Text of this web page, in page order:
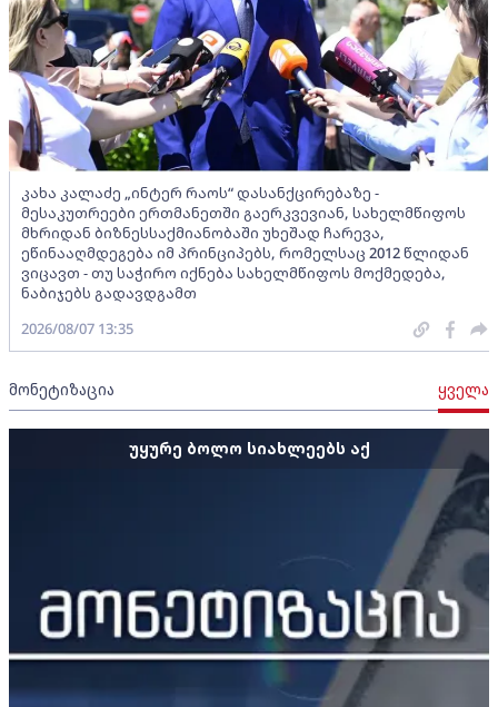
კახა კალაძე „ინტერ რაოს“ დასანქცირებაზე -
მესაკუთრეები ერთმანეთში გაერკვევიან, სახელმწიფოს
მხრიდან ბიზნესსაქმიანობაში უხეშად ჩარევა,
ეწინააღმდეგება იმ პრინციპებს, რომელსაც 2012 წლიდან
ვიცავთ - თუ საჭირო იქნება სახელმწიფოს მოქმედება,
ნაბიჯებს გადავდგამთ
2026/08/07 13:35
მონეტიზაცია ყველა
უყურე ბოლო სიახლეებს აქ